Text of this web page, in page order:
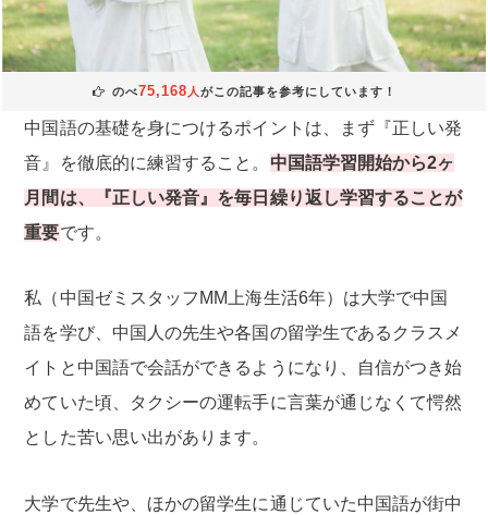
のべ75,168 人 がこの記事を参考にしています！
中国語の基礎を身につけるポイントは、まず『正しい発
音』を徹底的に練習すること。 中国語学習開始から2ヶ
月間は、『正しい発音』を毎日繰り返し学習することが
重要です。
私（中国ゼミスタッフMM上海生活6年）は大学で中国
語を学び、中国人の先生や各国の留学生であるクラスメ
イトと中国語で会話ができるようになり、自信がつき始
めていた頃、タクシーの運転手に言葉が通じなくて愕然
とした苦い思い出があります。
大学で先生や、ほかの留学生に通じていた中国語が街中